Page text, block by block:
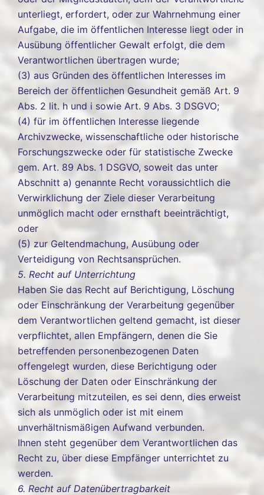
unterliegt, erfordert, oder zur Wahrnehmung einer
Aufgabe, die im öffentlichen Interesse liegt oder in
Ausübung öffentlicher Gewalt erfolgt, die dem
Verantwortlichen übertragen wurde;
(3) aus Gründen des öffentlichen Interesses im
Bereich der öffentlichen Gesundheit gemäß Art. 9
Abs. 2 lit. h und i sowie Art. 9 Abs. 3 DSGVO;
(4) für im öffentlichen Interesse liegende
Archivzwecke, wissenschaftliche oder historische
Forschungszwecke oder für statistische Zwecke
gem. Art. 89 Abs. 1 DSGVO, soweit das unter
Abschnitt a) genannte Recht voraussichtlich die
Verwirklichung der Ziele dieser Verarbeitung
unmöglich macht oder ernsthaft beeinträchtigt,
oder
(5) zur Geltendmachung, Ausübung oder
Verteidigung von Rechtsansprüchen.
5. Recht auf Unterrichtung
Haben Sie das Recht auf Berichtigung, Löschung
oder Einschränkung der Verarbeitung gegenüber
dem Verantwortlichen geltend gemacht, ist dieser
verpflichtet, allen Empfängern, denen die Sie
betreffenden personenbezogenen Daten
offengelegt wurden, diese Berichtigung oder
Löschung der Daten oder Einschränkung der
Verarbeitung mitzuteilen, es sei denn, dies erweist
sich als unmöglich oder ist mit einem
unverhältnismäßigen Aufwand verbunden.
Ihnen steht gegenüber dem Verantwortlichen das
Recht zu, über diese Empfänger unterrichtet zu
werden.
6. Recht auf Datenübertragbarkeit